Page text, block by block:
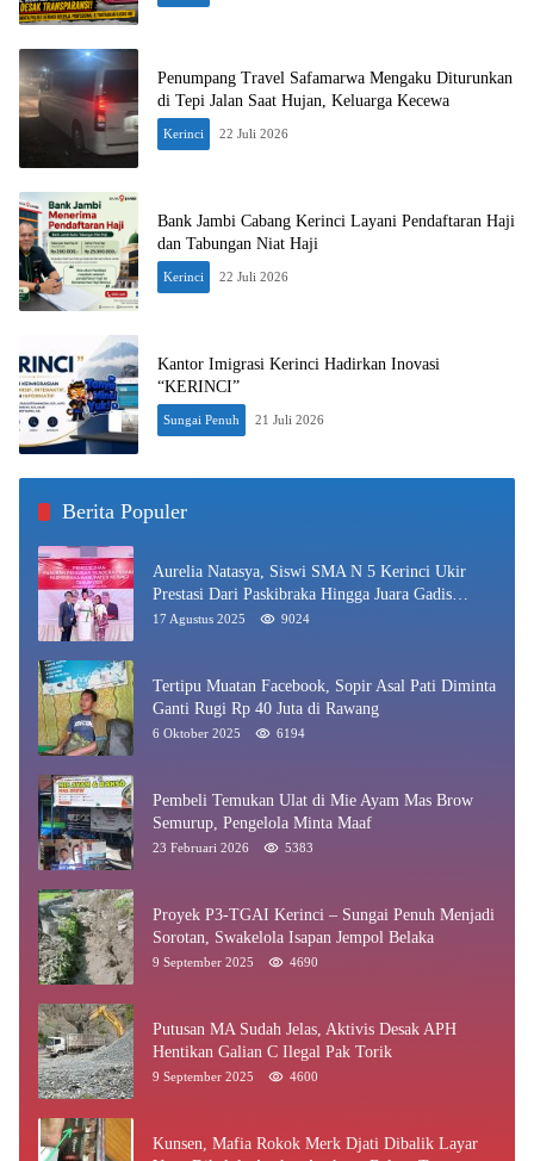
Penumpang Travel Safamarwa Mengaku Diturunkan
di Tepi Jalan Saat Hujan, Keluarga Kecewa
Kerinci 22 Juli 2026
Bank Jambi Cabang Kerinci Layani Pendaftaran Haji
dan Tabungan Niat Haji
Kerinci 22 Juli 2026
Kantor Imigrasi Kerinci Hadirkan Inovasi
“KERINCI”
Sungai Penuh 21 Juli 2026
Berita Populer
Aurelia Natasya, Siswi SMA N 5 Kerinci Ukir
Prestasi Dari Paskibraka Hingga Juara Gadis
Kerinci 2025
17 Agustus 2025 9024
Tertipu Muatan Facebook, Sopir Asal Pati Diminta
Ganti Rugi Rp 40 Juta di Rawang
6 Oktober 2025 6194
Pembeli Temukan Ulat di Mie Ayam Mas Brow
Semurup, Pengelola Minta Maaf
23 Februari 2026 5383
Proyek P3-TGAI Kerinci – Sungai Penuh Menjadi
Sorotan, Swakelola Isapan Jempol Belaka
9 September 2025 4690
Putusan MA Sudah Jelas, Aktivis Desak APH
Hentikan Galian C Ilegal Pak Torik
9 September 2025 4600
Kunsen, Mafia Rokok Merk Djati Dibalik Layar